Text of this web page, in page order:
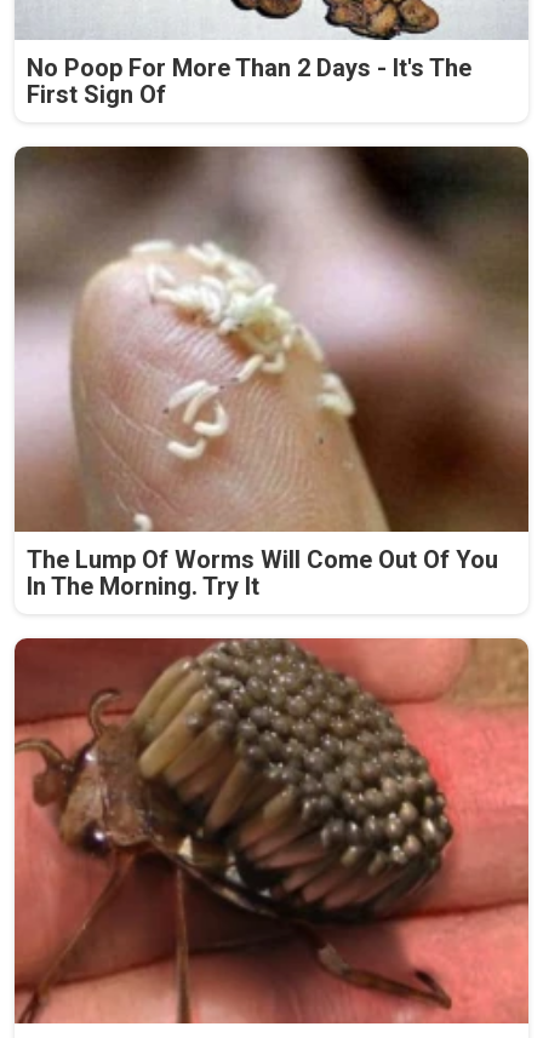
No Poop For More Than 2 Days - It's The
First Sign Of
The Lump Of Worms Will Come Out Of You
In The Morning. Try It